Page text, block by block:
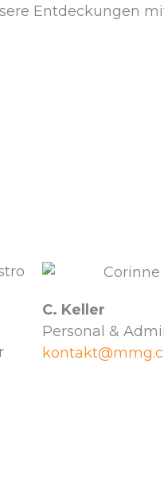
Entdeckungen
C. Keller
Personal &